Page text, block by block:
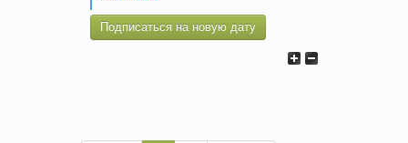
Подписаться на новую дату